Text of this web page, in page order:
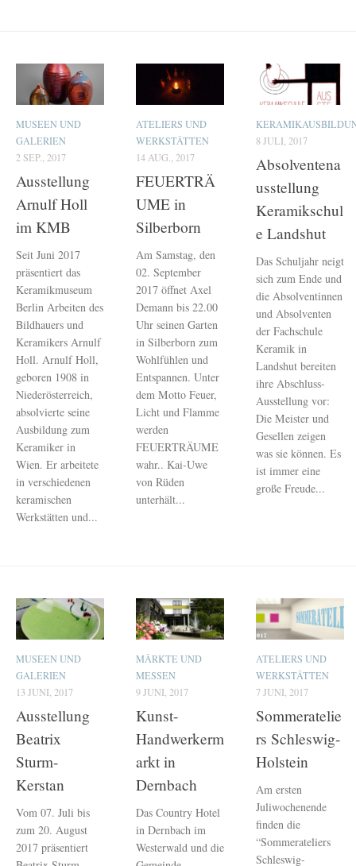
MUSEEN UND
GALERIEN
2 SEP., 2017
Ausstellung
Arnulf Holl
im KMB
Seit Juni 2017
präsentiert das
Keramikmuseum
Berlin Arbeiten des
Bildhauers und
Keramikers Arnulf
Holl. Arnulf Holl,
geboren 1908 in
Niederösterreich,
absolvierte seine
Ausbildung zum
Keramiker in
Wien. Er arbeitete
in verschiedenen
keramischen
Werkstätten und...
ATELIERS UND
WERKSTÄTTEN
14 AUG., 2017
FEUERTRÄ
UME in
Silberborn
Am Samstag, den
02. September
2017 öffnet Axel
Demann bis 22.00
Uhr seinen Garten
in Silberborn zum
Wohlfühlen und
Entspannen. Unter
dem Motto Feuer,
Licht und Flamme
werden
FEUERTRÄUME
wahr.. Kai-Uwe
von Rüden
unterhält...
8 JULI, 2017
Absolventena
usstellung
Keramikschul
e Landshut
Das Schuljahr neigt
sich zum Ende und
die Absolventinnen
und Absolventen
der Fachschule
Keramik in
Landshut bereiten
ihre Abschluss-
Ausstellung vor:
Die Meister und
Gesellen zeigen
was sie können. Es
ist immer eine
große Freude...
MUSEEN UND
GALERIEN
13 JUNI, 2017
Ausstellung
Beatrix
Sturm-
Kerstan
Vom 07. Juli bis
zum 20. August
2017 präsentiert
MÄRKTE UND
MESSEN
9 JUNI, 2017
Kunst-
Handwerkerm
arkt in
Dernbach
Das Country Hotel
in Dernbach im
Westerwald und die
ATELIERS UND
WERKSTÄTTEN
7 JUNI, 2017
Sommeratelie
rs Schleswig-
Holstein
Am ersten
Juliwochenende
finden die
“Sommerateliers
Schleswig-